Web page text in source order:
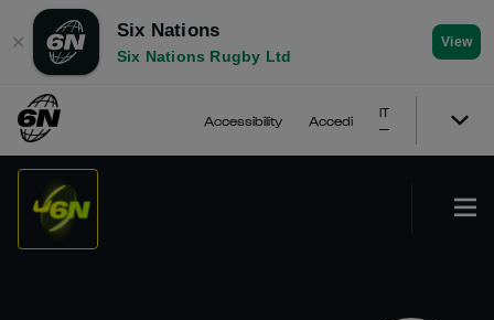
✕
Six Nations
Six Nations Rugby Ltd
View
Accessibility Accedi
IT